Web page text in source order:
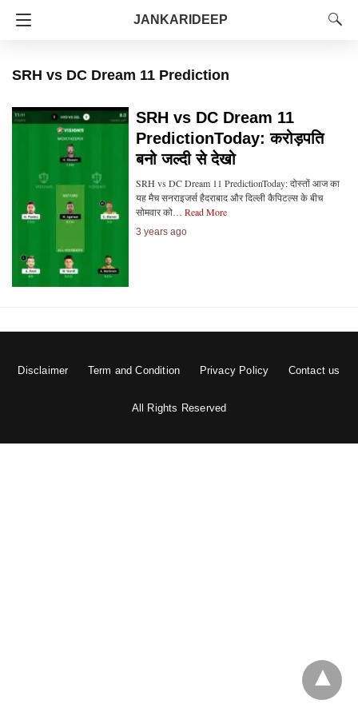
JANKARIDEEP
SRH vs DC Dream 11 Prediction
SRH vs DC Dream 11
PredictionToday: करोड़पति
बनो जल्दी से देखो
SRH vs DC Dream 11 PredictionToday: दोस्तों आज का
यह मैच सनराइजर्स हैदराबाद और दिल्ली कैपिटल्स के बीच
सोमवार को… Read More
3 years ago
Disclaimer Term and Condition Privacy Policy Contact us
All Rights Reserved